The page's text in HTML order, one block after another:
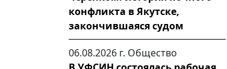
конфликта в Якутске,
закончившаяся судом
06.08.2026 г. Общество